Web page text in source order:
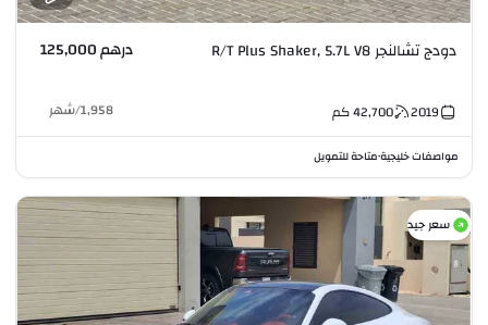
دودج تشالنجر R/T Plus Shaker, 5.7L V8 درهم 125,000
2019
42,700كم 1,958
/شهر
مواصفات خليجية•متاحة للتمويل
سعر جيد